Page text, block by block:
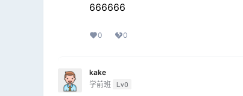
666666
0 0
kake
学前班 Lv0